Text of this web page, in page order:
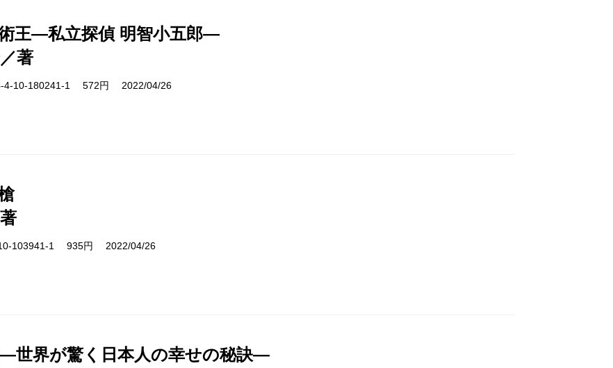
王―私立探偵 明智小五郎―
著
4-10-180241-1 572円 2022/04/26
103941-1 935円 2022/04/26
世界が驚く日本人の幸せの秘訣―